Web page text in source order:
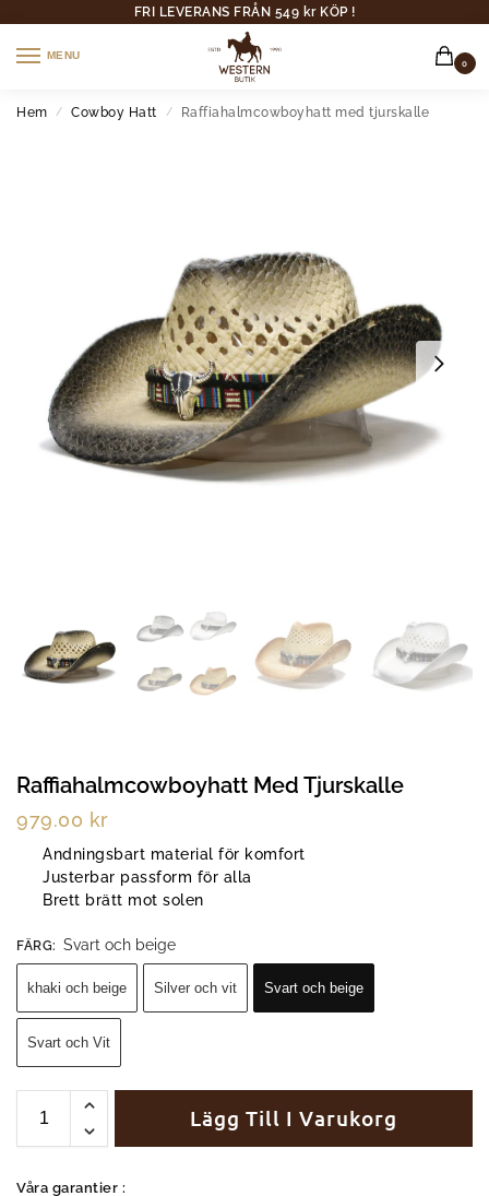
FRI LEVERANS FRÅN 549 kr KÖP !
MENU
0
Hem / Cowboy Hatt / Raffiahalmcowboyhatt med tjurskalle
Raffiahalmcowboyhatt Med Tjurskalle
979.00 kr
Andningsbart material för komfort
Justerbar passform för alla
Brett brätt mot solen
FÄRG: Svart och beige
khaki och beige Silver och vit Svart och beige
Svart och Vit
Lägg Till I Varukorg
Våra garantier :